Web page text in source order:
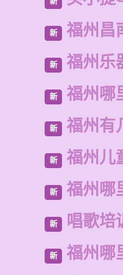
新 福州昌
新 福州乐
新 福州哪
新 福州有
新 福州儿
新 福州哪
新 唱歌培
新 福州哪